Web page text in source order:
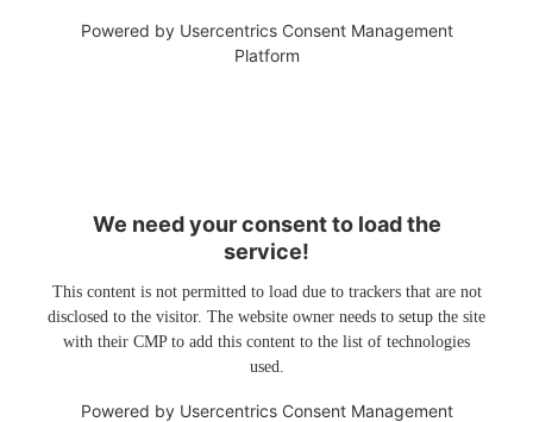
Powered by Usercentrics Consent Management
Platform
We need your consent to load the
service!
This content is not permitted to load due to trackers that are not
disclosed to the visitor. The website owner needs to setup the site
with their CMP to add this content to the list of technologies
used.
Powered by Usercentrics Consent Management